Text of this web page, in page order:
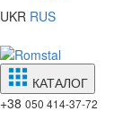
UKR RUS
КАТАЛОГ
+38 050 414-37-72